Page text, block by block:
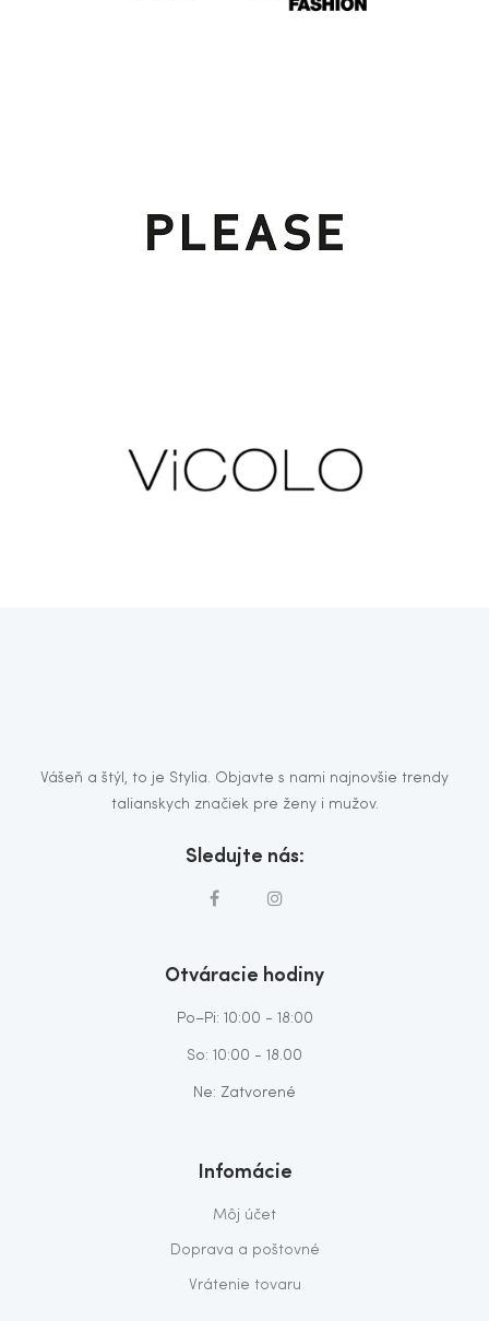
Vášeň a štýl, to je Stylia. Objavte s nami najnovšie trendy
talianskych značiek pre ženy i mužov.
Sledujte nás:
Otváracie hodiny
Po–Pi: 10:00 - 18:00
So: 10:00 - 18.00
Ne: Zatvorené
Infomácie
Môj účet
Doprava a poštovné
Vrátenie tovaru